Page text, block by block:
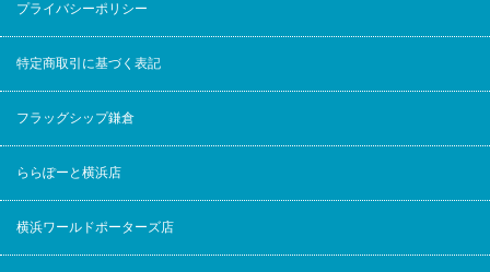
プライバシーポリシー
特定商取引に基づく表記
フラッグシップ鎌倉
ららぽーと横浜店
横浜ワールドポーターズ店